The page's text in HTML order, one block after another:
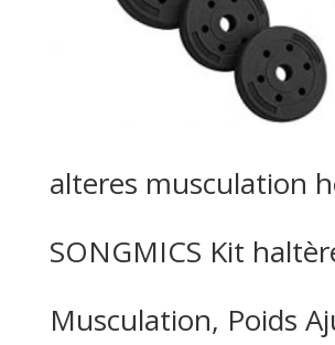
alteres musculation
SONGMICS Kit
Musculation, Poids